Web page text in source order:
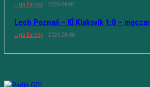
Liga Europy 2026-08-07
Lech Poznań – KÍ Klaksvík 1:0 –
Liga Europy 2026-08-06